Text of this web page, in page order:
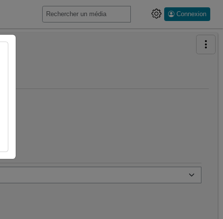
Connexion